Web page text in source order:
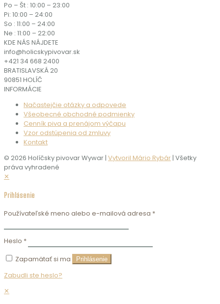
Po – Št : 10:00 – 23:00
Pi: 10:00 – 24:00
So : 11:00 – 24:00
Ne : 11:00 – 22:00
KDE NÁS NÁJDETE
info@holicskypivovar.sk
+421 34 668 2400
BRATISLAVSKÁ 20
90851 HOLÍČ
INFORMÁCIE
Načastejčie otázky a odpovede
Všeobecné obchodné podmienky
Cenník piva a prenájom výčapu
Vzor odstúpenia od zmluvy
Kontakt
© 2026 Holíčsky pivovar Wywar | Vytvoril Mário Rybár | Všetky
práva vyhradené
✕
Prihlásenie
Používateľské meno alebo e-mailová adresa *
Heslo *
Zapamätať si ma
Prihlásenie
Zabudli ste heslo?
✕